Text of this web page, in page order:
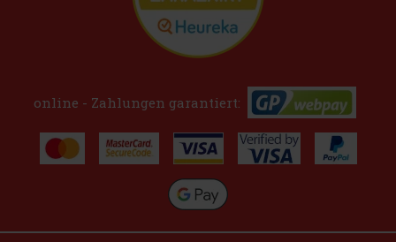
online - Zahlungen garantiert: